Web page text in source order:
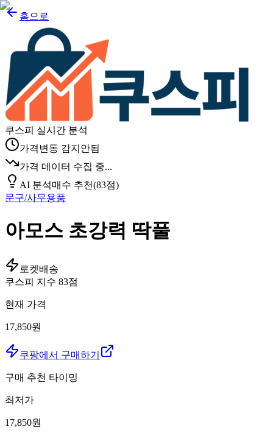
홈으로
쿠스피 실시간 분석
가격변동 감지안됨
가격 데이터 수집 중...
AI 분석매수 추천(83점)
문구/사무용품
아모스 초강력 딱풀
로켓배송
쿠스피 지수 83점
현재 가격
17,850원
쿠팡에서 구매하기
구매 추천 타이밍
최저가
17,850원